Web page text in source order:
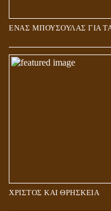
ΕΝΑΣ ΜΠΟΥΣΟΥΛΑΣ ΓΙΑ
ΧΡΙΣΤΟΣ ΚΑΙ ΘΡΗΣΚΕΙΑ
Η ΕΠΑΦΗ ΜΕ ΤΟ ΠΝΕΥΜΑ